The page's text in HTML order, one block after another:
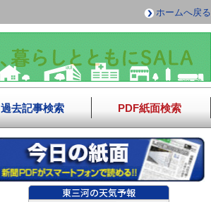
ホームへ戻る
過去記事検索 PDF紙面検索